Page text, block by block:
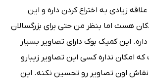
زیادی به اختراع کردن داره و این
هست اما بنظر من حتی برای بزرگسالان
این کمیک بوک دارای تصاویر بسیار
امکان نداره کسی این تصاویر زیبارو
نقاش اون تصاویر رو تحسین نکنه. این